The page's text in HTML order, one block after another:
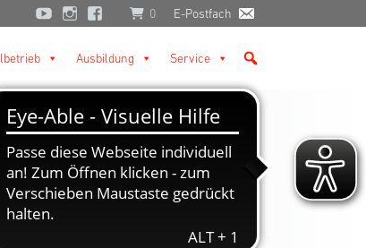
0 E-Postfach
Ausbildung Service